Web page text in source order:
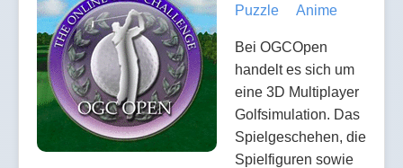
Puzzle
Anime
Bei OGCOpen
handelt es sich um
eine 3D Multiplayer
Golfsimulation. Das
Spielgeschehen, die
Spielfiguren sowie